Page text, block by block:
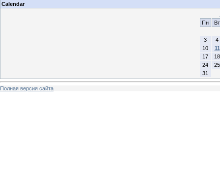
Calendar
Пн
Вт
3
4
10
11
17
18
24
25
31
Полная версия сайта